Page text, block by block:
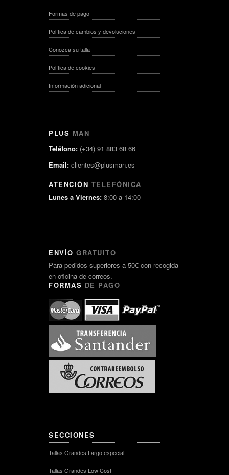
Formas de pago
Política de cambios y devoluciones
Conozca su talla
Política de cookies
Información adicional
PLUS MAN
Teléfono: (+34) 91 883 68 66
Email: clientes@plusman.es
ATENCIÓN TELEFÓNICA
Lunes a Viernes: 8:00 a 14:00
ENVÍO GRATUITO
Para pedidos superiores a 50€ con recogida
en oficina de correos.
FORMAS DE PAGO
SECCIONES
Tallas Grandes Largo especial
Tallas Grandes Low Cost